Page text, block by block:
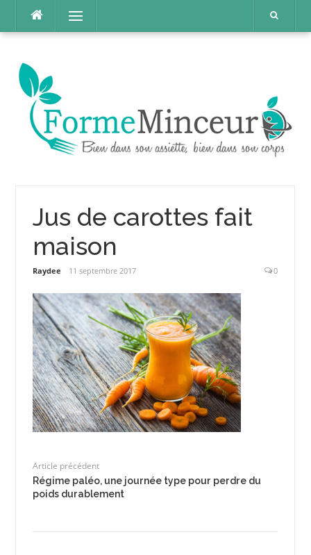
contenu
Menu
Jus de carottes fait
maison
Raydee 11 septembre 2017 0
Article précédent
Régime paléo, une journée type pour perdre du
poids durablement